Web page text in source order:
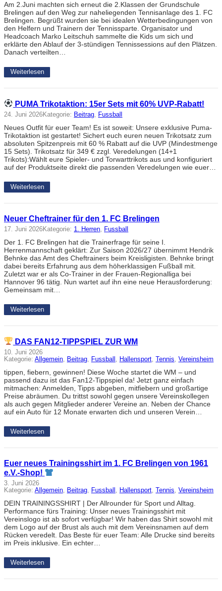
Am 2.Juni machten sich erneut die 2.Klassen der Grundschule
Brelingen auf den Weg zur naheliegenden Tennisanlage des 1. FC
Brelingen. Begrüßt wurden sie bei idealen Wetterbedingungen von
den Helfern und Trainern der Tennissparte. Organisator und
Headcoach Marko Leitschuh sammelte die Kids um sich und
erklärte den Ablauf der 3-stündigen Tennissessions auf den Plätzen.
Danach verteilten…
Weiterlesen
PUMA Trikotaktion: 15er Sets mit 60% UVP-Rabatt!
24. Juni 2026Kategorie: Beitrag, Fussball
Neues Outfit für euer Team! Es ist soweit: Unsere exklusive Puma-
Trikotaktion ist gestartet! Sichert euch euren neuen Trikotsatz zum
absoluten Spitzenpreis mit 60 % Rabatt auf die UVP (Mindestmenge
15 Sets). Trikotsatz für 349 € zzgl. Veredelungen (14+1
Trikots):Wählt eure Spieler- und Torwarttrikots aus und konfiguriert
auf der Produktseite direkt die passenden Veredelungen wie euer…
Weiterlesen
Neuer Cheftrainer für den 1. FC Brelingen
17. Juni 2026Kategorie: 1. Herren, Fussball
Der 1. FC Brelingen hat die Trainerfrage für seine I.
Herrenmannschaft geklärt: Zur Saison 2026/27 übernimmt Hendrik
Behnke das Amt des Cheftrainers beim Kreisligisten. Behnke bringt
dabei bereits Erfahrung aus dem höherklassigen Fußball mit.
Zuletzt war er als Co-Trainer in der Frauen-Regionalliga bei
Hannover 96 tätig. Nun wartet auf ihn eine neue Herausforderung:
Gemeinsam mit…
Weiterlesen
DAS FAN12-TIPPSPIEL ZUR WM
10. Juni 2026
Kategorie: Allgemein, Beitrag, Fussball , Hallensport, Tennis, Vereinsheim
tippen, fiebern, gewinnen! Diese Woche startet die WM – und
passend dazu ist das Fan12-Tippspiel da! Jetzt ganz einfach
mitmachen: Anmelden, Tipps abgeben, mitfiebern und großartige
Preise abräumen. Du trittst sowohl gegen unsere Vereinskollegen
als auch gegen Mitglieder anderer Vereine an. Neben der Chance
auf ein Auto für 12 Monate erwarten dich und unseren Verein…
Weiterlesen
Euer neues Trainingsshirt im 1. FC Brelingen von 1961
e.V.-Shop!
3. Juni 2026
Kategorie: Allgemein, Beitrag, Fussball , Hallensport, Tennis, Vereinsheim
DEIN TRAININGSSHIRT | Der Allrounder für Sport und Alltag.
Performance fürs Training: Unser neues Trainingsshirt mit
Vereinslogo ist ab sofort verfügbar! Wir haben das Shirt sowohl mit
dem Logo auf der Brust als auch mit dem Vereinsnamen auf dem
Rücken veredelt. Das Beste für euer Team: Alle Drucke sind bereits
im Preis inklusive. Ein echter…
Weiterlesen